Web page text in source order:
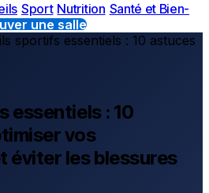
Sport Nutrition Santé et Bien-
une salle
sportifs essentiels : 10 astuces
essentiels : 10
vos
éviter les blessures